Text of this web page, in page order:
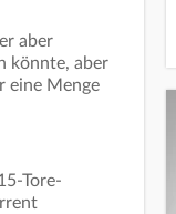
aber
könnte, aber
eine Menge
Tore-